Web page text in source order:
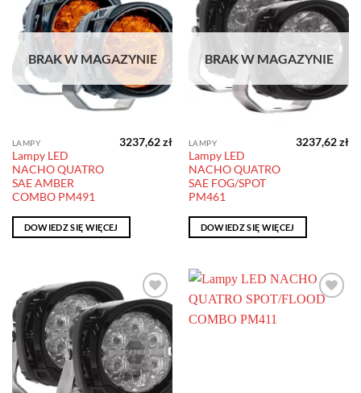
Dodaj do
obserwowanych
BRAK W MAGAZYNIE
LAMPY
Lampy LED
NACHO QUATRO
SAE AMBER
COMBO PM491
3237,62zł
DOWIEDZ SIĘ WIĘCEJ
Dodaj do
obserwowanych
BRAK W MAGAZYNIE
LAMPY
Lampy LED
NACHO QUATRO
SAE FOG/SPOT
PM461
3237,62zł
DOWIEDZ SIĘ WIĘCEJ
Dodaj do
obserwowanych
obserwowanych